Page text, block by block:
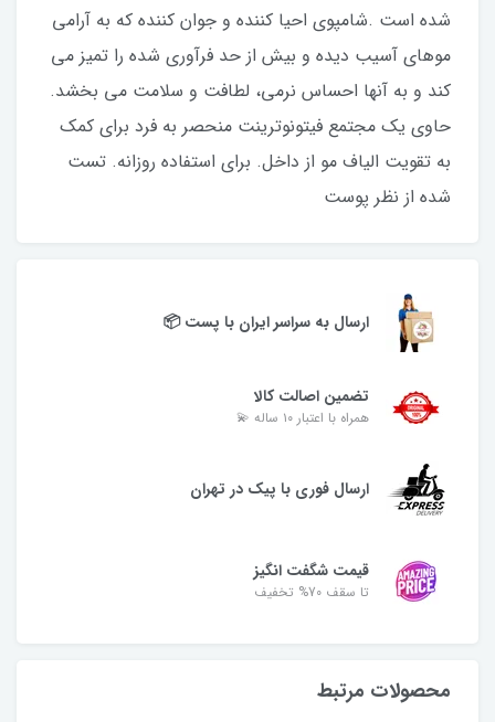
شده است .شامپوی احیا کننده و جوان کننده که به آرامی
موهای آسیب دیده و بیش از حد فرآوری شده را تمیز می
کند و به آنها احساس نرمی، لطافت و سلامت می بخشد.
حاوی یک مجتمع فیتونوترینت منحصر به فرد برای کمک
به تقویت الیاف مو از داخل. برای استفاده روزانه. تست
شده از نظر پوست
ارسال به سراسر ایران با پست 📦
تضمین اصالت کالا
همراه با اعتبار ۱۰ ساله 💫
ارسال فوری با پیک در تهران
قیمت شگفت انگیز
تا سقف 70% تخفیف
محصولات مرتبط